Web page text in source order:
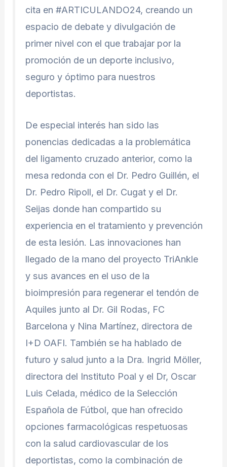
cita en #ARTICULANDO24, creando un
espacio de debate y divulgación de
primer nivel con el que trabajar por la
promoción de un deporte inclusivo,
seguro y óptimo para nuestros
deportistas.
De especial interés han sido las
ponencias dedicadas a la problemática
del ligamento cruzado anterior, como la
mesa redonda con el Dr. Pedro Guillén, el
Dr. Pedro Ripoll, el Dr. Cugat y el Dr.
Seijas donde han compartido su
experiencia en el tratamiento y prevención
de esta lesión. Las innovaciones han
llegado de la mano del proyecto TriAnkle
y sus avances en el uso de la
bioimpresión para regenerar el tendón de
Aquiles junto al Dr. Gil Rodas, FC
Barcelona y Nina Martínez, directora de
I+D OAFI. También se ha hablado de
futuro y salud junto a la Dra. Ingrid Möller,
directora del Instituto Poal y el Dr, Oscar
Luis Celada, médico de la Selección
Española de Fútbol, que han ofrecido
opciones farmacológicas respetuosas
con la salud cardiovascular de los
deportistas, como la combinación de